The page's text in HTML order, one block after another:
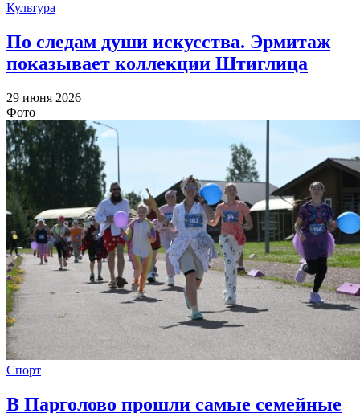
Культура
По следам души искусства. Эрмитаж
показывает коллекции Штиглица
29 июня 2026
Фото
Спорт
В Парголово прошли самые семейные